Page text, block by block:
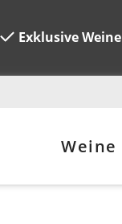
Exklusive Weine
Weine